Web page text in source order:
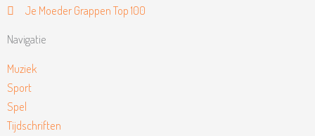
Je Moeder Grappen Top 100
Navigatie
Muziek
Sport
Spel
Tijdschriften